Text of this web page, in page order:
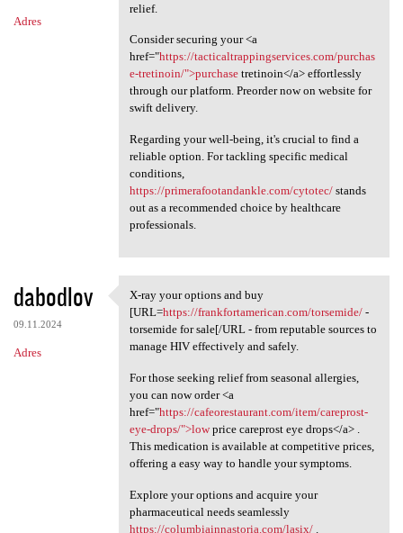
Adres
relief.
Consider securing your <a
href="https://tacticaltrappingservices.com/purchas
e-tretinoin/">purchasetretinoin</a> effortlessly
through our platform. Preorder now on website for
swift delivery.
Regarding your well-being, it's crucial to find a
reliable option. For tackling specific medical
conditions,
https://primerafootandankle.com/cytotec/stands
out as a recommended choice by healthcare
professionals.
dabodlov
09.11.2024
Adres
X-ray your options and buy
X-ray your options and buy
[URL=https://frankfortamerican.com/torsemide/-
torsemide for sale[/URL - from reputable sources to
manage HIV effectively and safely.
For those seeking relief from seasonal allergies,
you can now order <a
href="https://cafeorestaurant.com/item/careprost-
eye-drops/">lowprice careprost eye drops</a> .
This medication is available at competitive prices,
offering a easy way to handle your symptoms.
Explore your options and acquire your
pharmaceutical needs seamlessly
https://columbiainnastoria.com/lasix/.